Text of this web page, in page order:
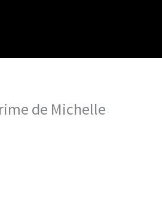
de Michelle